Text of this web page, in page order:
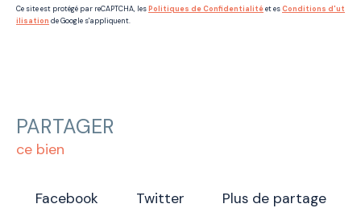
Ce site est protégé par reCAPTCHA, lesPolitiques de Confidentialitéet esConditions d'ut
ilisation de Google s'appliquent.
PARTAGER
ce bien
Facebook Twitter Plus de partage